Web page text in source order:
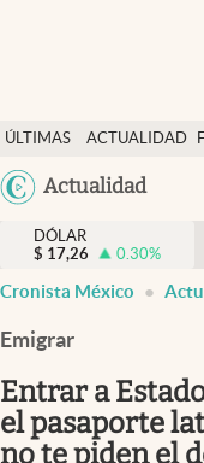
ÚLTIMAS
NOTICIAS
ACTUALIDAD
Actualidad
Actualidad
Finanzas y economía
Dólar y mercados
Pc y celular
DÓLAR
$ 17,26 0.30%
Cronista México
Emigrar
Entrar a
el pasaporte
no te piden el